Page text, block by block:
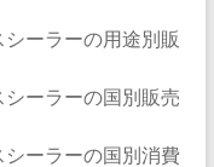
ーラーの用途別販
シーラーの国別販売
シーラーの国別消費